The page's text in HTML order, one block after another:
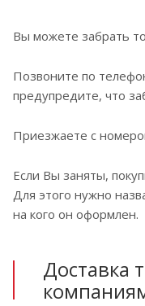
Вы можете забрать
Позвоните по
предупредите, что
Приезжаете с
Если Вы заняты,
Для этого нужно
на кого он оформлен.
Доставка